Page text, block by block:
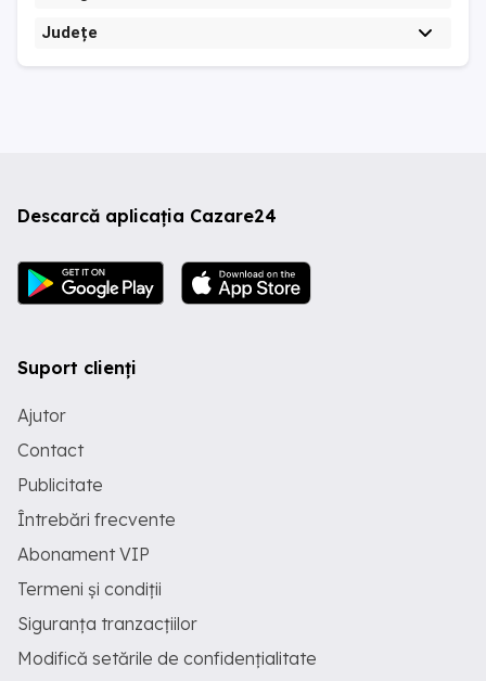
Județe
Descarcă aplicația Cazare24
Suport clienți
Ajutor
Contact
Publicitate
Întrebări frecvente
Abonament VIP
Termeni și condiții
Siguranța tranzacțiilor
Modifică setările de confidențialitate